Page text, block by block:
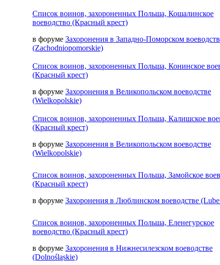
Список воинов, захороненных Польша, Кошалинское
воеводство (Красный крест)
в форуме Захоронения в Западно-Поморском
(Zachodniopomorskie)
Список воинов, захороненных Польша, Конинское
(Красный крест)
в форуме Захоронения в Великопольском воеводстве
(Wielkopolskie)
Список воинов, захороненных Польша, Калишское
(Красный крест)
в форуме Захоронения в Великопольском воеводстве
(Wielkopolskie)
Список воинов, захороненных Польша, Замойское
(Красный крест)
в форуме Захоронения в Люблинском воеводстве
Список воинов, захороненных Польша, Еленегурское
воеводство (Красный крест)
в форуме Захоронения в Нижнесилезском воеводстве
(Dolnośląskie)